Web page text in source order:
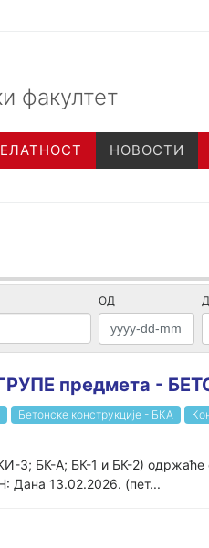
факултет
НОВОСТИ
ОД
ГРУПЕ предмета -
Бетонске конструкције - БКА
3; БК-А; БК-1 и БК-2)
Дана 13.02.2026. (пет...